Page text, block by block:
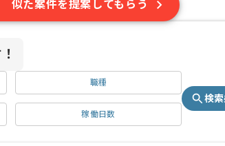
似た案件を提案してもらう
職種
稼働日数
検